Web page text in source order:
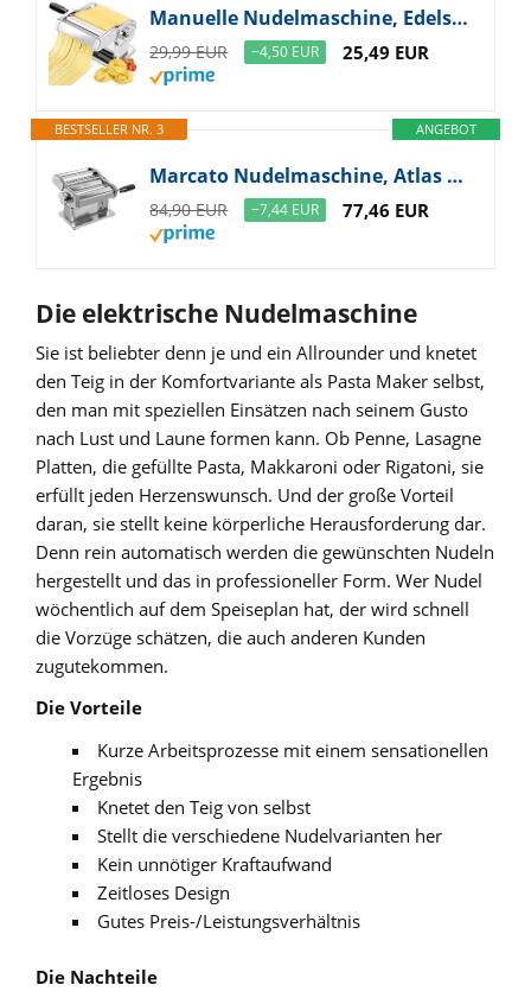
Manuelle Nudelmaschine, Edelstahl Pastamaker mit zwei Breiten, Walze und Kutter aus Edelstahl mit 7 einstellbaren Stärken für Nudeln, Spaghetti, Fettuccine, Lasagna, Silver
29,99 EUR −4,50 EUR 25,49 EUR
ANGEBOT
BESTSELLER NR. 3
Marcato Nudelmaschine, Atlas 150, Nudelhersteller, Frische Pasta, Lasagne, Fettuccine, Tagliolini, Verchromter Stahl, Kompatibel mit 11 Extra-Formaten
84,90 EUR −7,44 EUR 77,46 EUR
Die elektrische Nudelmaschine
Sie ist beliebter denn je und ein Allrounder und knetet
den Teig in der Komfortvariante als Pasta Maker selbst,
den man mit speziellen Einsätzen nach seinem Gusto
nach Lust und Laune formen kann. Ob Penne, Lasagne
Platten, die gefüllte Pasta, Makkaroni oder Rigatoni, sie
erfüllt jeden Herzenswunsch. Und der große Vorteil
daran, sie stellt keine körperliche Herausforderung dar.
Denn rein automatisch werden die gewünschten Nudeln
hergestellt und das in professioneller Form. Wer Nudel
wöchentlich auf dem Speiseplan hat, der wird schnell
die Vorzüge schätzen, die auch anderen Kunden
zugutekommen.
Die Vorteile
Kurze Arbeitsprozesse mit einem sensationellen
Ergebnis
Knetet den Teig von selbst
Stellt die verschiedene Nudelvarianten her
Kein unnötiger Kraftaufwand
Zeitloses Design
Gutes Preis-/Leistungsverhältnis
Die Nachteile